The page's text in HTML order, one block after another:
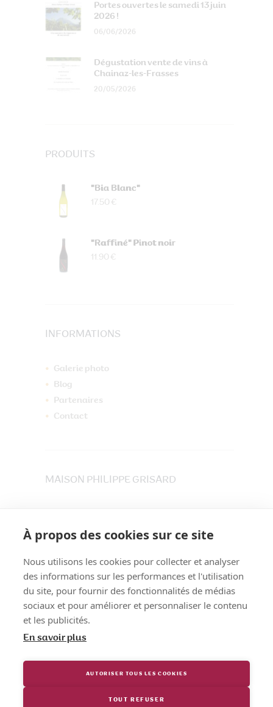
À propos des cookies sur ce site
Nous utilisons les cookies pour collecter et analyser
des informations sur les performances et l'utilisation
du site, pour fournir des fonctionnalités de médias
sociaux et pour améliorer et personnaliser le contenu
et les publicités.
En savoir plus
AUTORISER TOUS LES COOKIES
TOUT REFUSER
Portes ouvertes le samedi 13 juin
2026 !
06/06/2026
Dégustation vente de vins à
Chainaz-les-Frasses
20/05/2026
PRODUITS
"Bia Blanc"
17.50 €
"Raffiné" Pinot noir
11.90 €
INFORMATIONS
Galerie photo
Blog
Partenaires
Contact
MAISON PHILIPPE GRISARD
Tél. 04 79 84 30 91